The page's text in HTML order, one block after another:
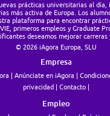
prácticas universitarias al día,
más activa de Europa. Los
plataforma para encontrar
primeros empleos y Graduate
deseamos mejorar carreras
© 2026 iAgora Europa, SLU
Empresa
Anúnciate en iAgora
privacidad
Contacto
Empleo